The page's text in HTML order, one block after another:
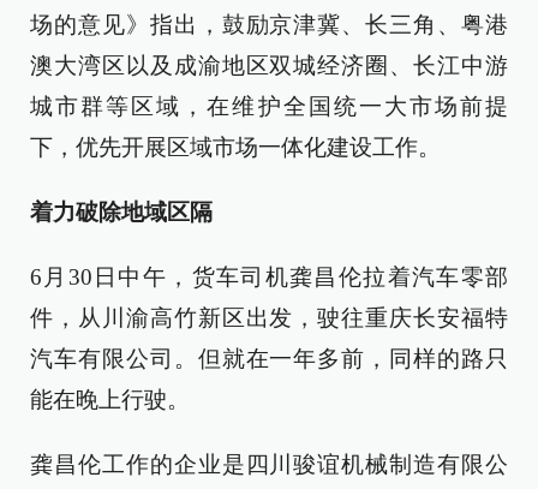
场的意见》指出，鼓励京津冀、长三角、粤港
澳大湾区以及成渝地区双城经济圈、长江中游
城市群等区域，在维护全国统一大市场前提
下，优先开展区域市场一体化建设工作。
着力破除地域区隔
6月30日中午，货车司机龚昌伦拉着汽车零部
件，从川渝高竹新区出发，驶往重庆长安福特
汽车有限公司。但就在一年多前，同样的路只
能在晚上行驶。
龚昌伦工作的企业是四川骏谊机械制造有限公